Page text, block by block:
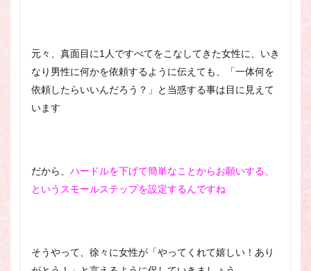
元々、真面目に1人ですべてをこなしてきた女性に、いき
なり男性に何かを依頼するように伝えても、「一体何を
依頼したらいいんだろう？」と当惑する事は目に見えて
います
だから、 ハードルを下げて簡単なことからお願いする、
というスモールステップを設定するんですね
そうやって、徐々に女性が「やってくれて嬉しい！あり